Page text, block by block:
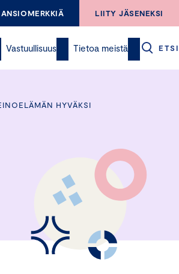
LIITY JÄSENEKSI
Vastuullisuus Tietoa meistä ETSI
HYVÄKSI